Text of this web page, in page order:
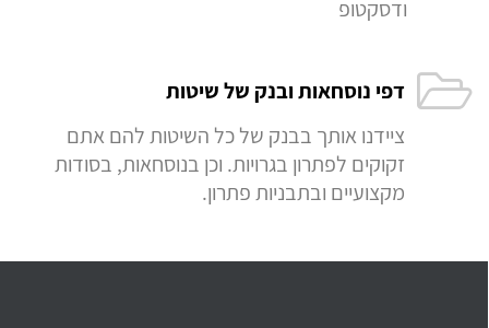
ודסקטופ
דפי נוסחאות ובנק של שיטות
ציידנו אותך בבנק של כל השיטות להם אתם
זקוקים לפתרון בגרויות. וכן בנוסחאות, בסודות
מקצועיים ובתבניות פתרון.